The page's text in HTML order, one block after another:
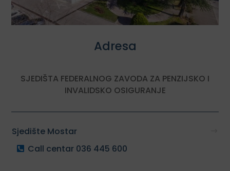
Adresa
SJEDIŠTA FEDERALNOG ZAVODA ZA PENZIJSKO I
INVALIDSKO OSIGURANJE
Sjedište Mostar
Call centar 036 445 600